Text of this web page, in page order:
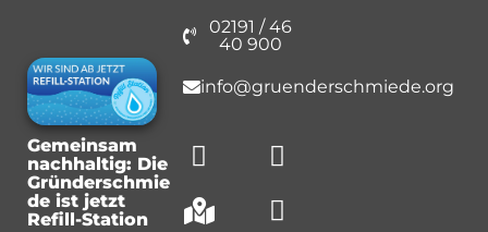
Gemeinsam
nachhaltig: Die
Gründerschmie
de ist jetzt
Refill-Station
02191 / 46
40 900
info@gruenderschmiede.org